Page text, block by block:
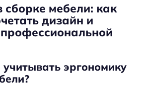
сборке мебели: как
дизайн и
эргономику